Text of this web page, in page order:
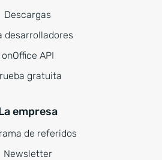
Descargas
desarrolladores
onOffice API
gratuita
empresa
de referidos
Newsletter